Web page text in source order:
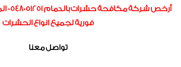
فورية لجميع انواع الحشرات
تواصل معنا